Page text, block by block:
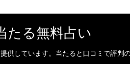
たる無料占い
供しています。当たると口コミで評判